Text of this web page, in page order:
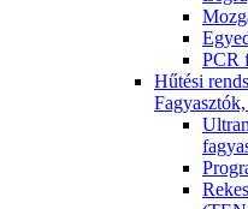
PCR
Hűtési